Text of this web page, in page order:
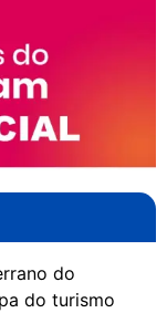
do
do turismo